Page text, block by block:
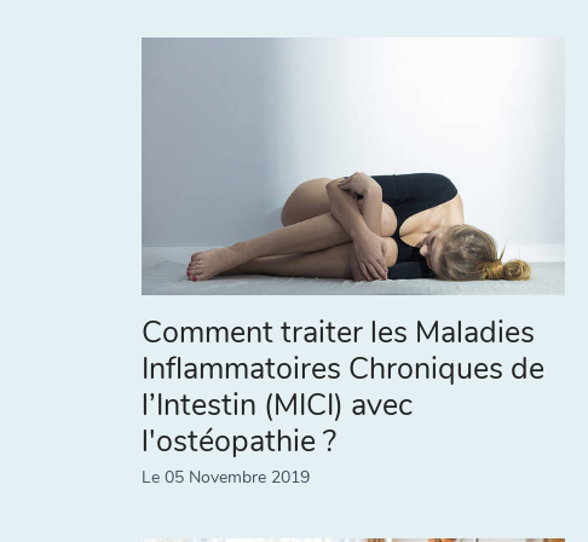
Comment traiter les Maladies
Inflammatoires Chroniques de
l’Intestin (MICI) avec
l'ostéopathie ?
Le 05 Novembre 2019